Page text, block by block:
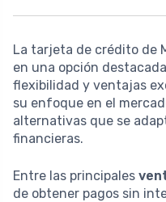
La tarjeta de crédito de
en una opción
flexibilidad y ventajas
su enfoque en el
alternativas que se
financieras.
Entre las principales
de obtener pagos sin